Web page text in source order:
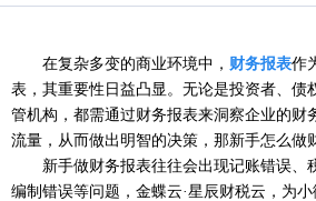
在复杂多变的商业环境中， 财务报表作
表，其重要性日益凸显。无论是投资者、债
管机构，都需通过财务报表来洞察企业的财
流量，从而做出明智的决策 ，那新手怎么做
新手做财务报表往往会出现记账错误、
编制错误等问题，金蝶云·星辰财税云，为